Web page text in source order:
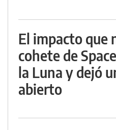
El impacto que
cohete de
la Luna y dejó
abierto